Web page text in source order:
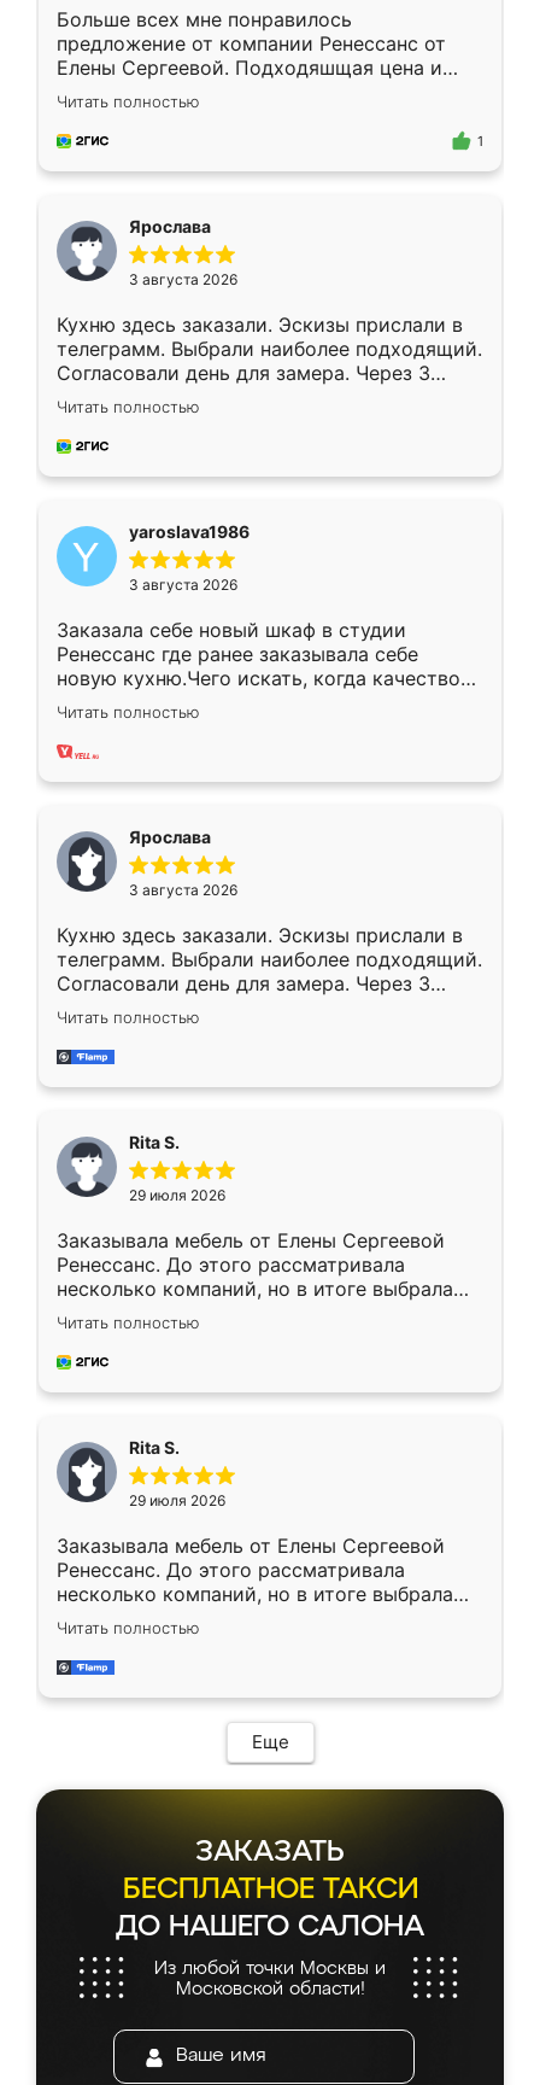
Больше всех мне понравилось
предложение от компании Ренессанс от
Елены Сергеевой. Подходяшщая цена и
короткие сроки изготовления. Приехавший
для замера сотрудник Владислав
предложил по моему эскизу самый
Читать полностью
1
Ярослава
3 августа 2026
Кухню здесь заказали. Эскизы прислали в
телеграмм. Выбрали наиболее подходящий.
Согласовали день для замера. Через 3
недели кухня была уже готова. Остались
довольны работой. Спасибо Ренессанс
мебель за качественную работу!
Читать полностью
yaroslava1986
3 августа 2026
Заказала себе новый шкаф в студии
Ренессанс где ранее заказывала себе
новую кухню.Чего искать, когда качеством
вполне довольна. Служит кухня уже почти
два года, нареканий нет.
Читать полностью
Ярослава
3 августа 2026
Кухню здесь заказали. Эскизы прислали в
телеграмм. Выбрали наиболее подходящий.
Согласовали день для замера. Через 3
недели кухня была уже готова. Остались
довольны работой. Спасибо Ренессанс
мебель за качественную работу!
Читать полностью
Rita S.
29 июля 2026
Заказывала мебель от Елены Сергеевой
Ренессанс. До этого рассматривала
несколько компаний, но в итоге выбрала
эту. Сначала обговорили условия, потом
приехал замерщик, всё спокойно объяснил
и снял размеры. Изготовили в срок, с
каких-либо доработок. Качеством осталась
довольна, все выглядит так, как и ожидала.
Читать полностью
Rita S.
29 июля 2026
Заказывала мебель от Елены Сергеевой
Ренессанс. До этого рассматривала
несколько компаний, но в итоге выбрала
эту. Сначала обговорили условия, потом
приехал замерщик, всё спокойно объяснил
и снял размеры. Изготовили в срок, с
мебель сразу встала на свое место без
каких-либо доработок. Качеством осталась
довольна, все выглядит так, как и ожидала.
Читать полностью
Еще
ЗАКАЗАТЬ
БЕСПЛАТНОЕ ТАКСИ
ДО НАШЕГО САЛОНА
Из любой точки Москвы и
Московской области!